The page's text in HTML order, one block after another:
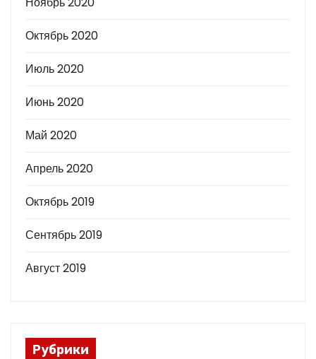
Октябрь 2020
Июль 2020
Июнь 2020
Май 2020
Апрель 2020
Октябрь 2019
Сентябрь 2019
Август 2019
Рубрики